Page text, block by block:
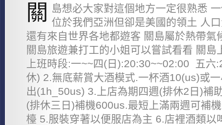
關
島想必大家對這個地方一定很熟悉
位於我們亞洲但卻是美國的領土 人
還有來自世界各地都遊客 關島屬於熱帶氣
關島旅遊兼打工的小姐可以嘗試看看 關島
上班時段:一~~四(日):20:30~~02:00 五六
休) 2.無底薪賞大酒模式.一杯酒10(us)或
出(1h_50us) 3.上店為期四週(排休2日)補
(排休三日)補機600us.最短上滿兩週可補
檯 5.服裝穿著以便服店為主 6.店裡酒類以